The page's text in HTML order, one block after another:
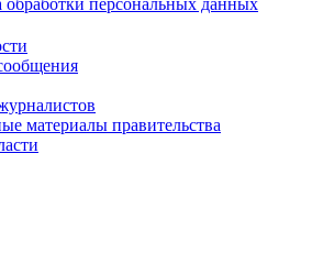
персональных данных
материалы правительства